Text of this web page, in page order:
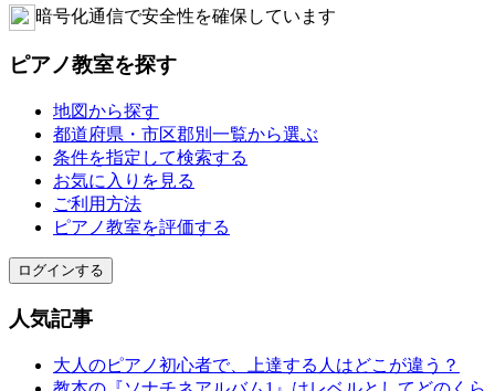
暗号化通信で安全性を確保しています
ピアノ教室を探す
地図から探す
都道府県・市区郡別一覧から選ぶ
条件を指定して検索する
お気に入りを見る
ご利用方法
ピアノ教室を評価する
ログインする
人気記事
大人のピアノ初心者で、上達する人はどこが違う？